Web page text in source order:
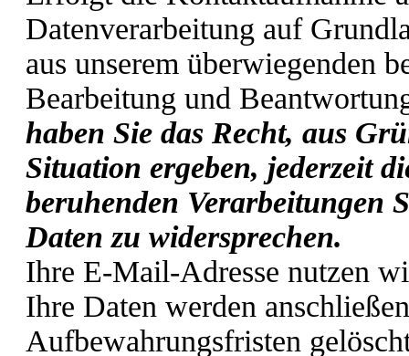
Datenverarbeitung auf
aus unserem überwiegenden
Bearbeitung und
haben Sie das Recht, aus
Situation ergeben, jederzeit
beruhenden Verarbeitungen
Daten zu widersprechen.
Ihre E-Mail-Adresse nutzen
Ihre Daten werden
Aufbewahrungsfristen